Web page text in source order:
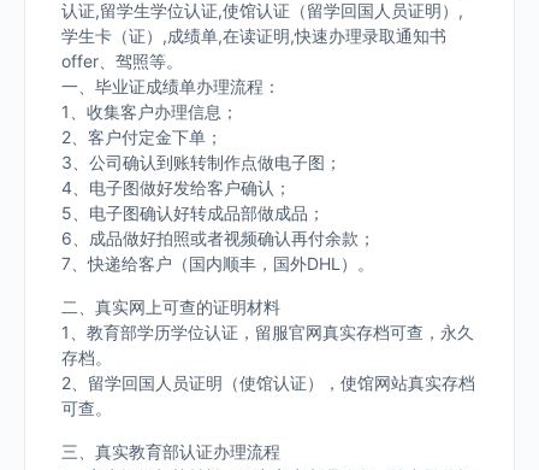
认证,留学生学位认证,使馆认证（留学回国人员证明）,
学生卡（证）,成绩单,在读证明,快速办理录取通知书
offer、驾照等。
一、毕业证成绩单办理流程：
1、收集客户办理信息；
2、客户付定金下单；
3、公司确认到账转制作点做电子图；
4、电子图做好发给客户确认；
5、电子图确认好转成品部做成品；
6、成品做好拍照或者视频确认再付余款；
7、快递给客户（国内顺丰，国外DHL）。
二、真实网上可查的证明材料
1、教育部学历学位认证，留服官网真实存档可查，永久
存档。
2、留学回国人员证明（使馆认证），使馆网站真实存档
可查。
三、真实教育部认证办理流程